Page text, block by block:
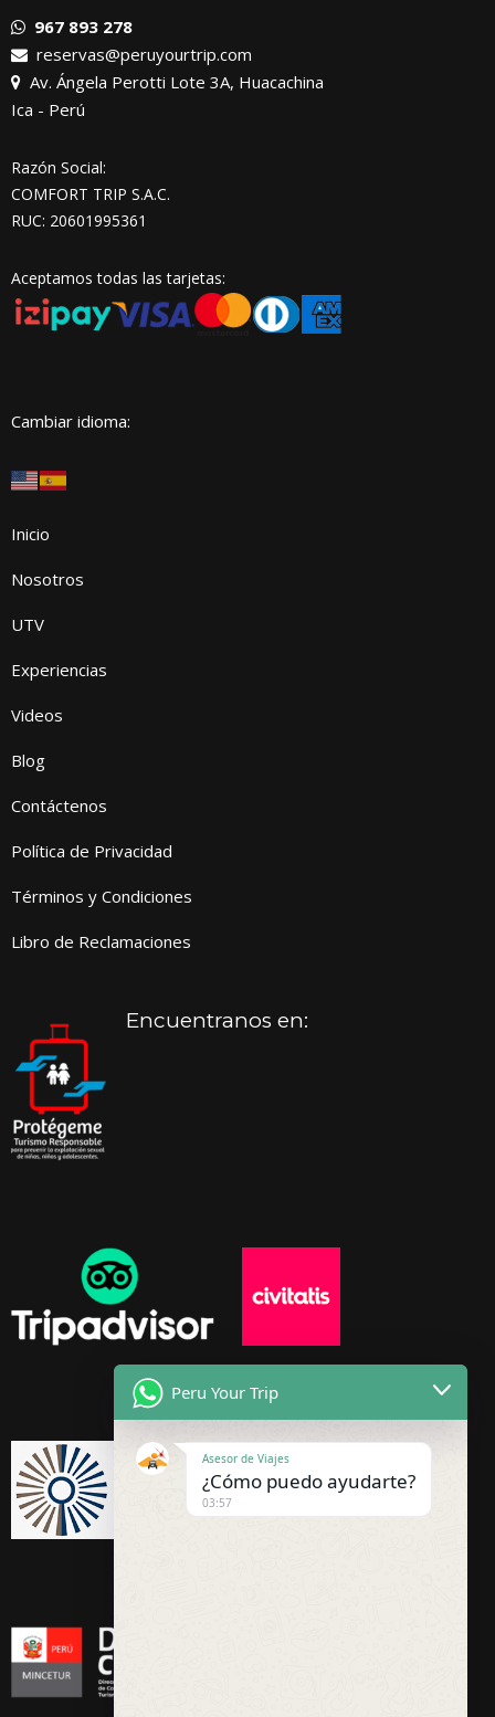
967 893 278
reservas@peruyourtrip.com
Av. Ángela Perotti Lote 3A, Huacachina
Ica - Perú
Razón Social:
COMFORT TRIP S.A.C.
RUC: 20601995361
Aceptamos todas las tarjetas:
Cambiar idioma:
Inicio
Nosotros
UTV
Experiencias
Videos
Blog
Contáctenos
Política de Privacidad
Términos y Condiciones
Libro de Reclamaciones
Encuentranos en:
Peru Your Trip
Asesor de Viajes
¿Cómo puedo ayudarte?
03:57